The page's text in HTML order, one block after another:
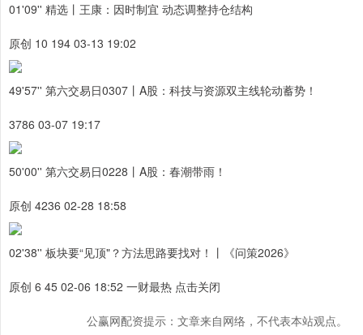
01'09'' 精选丨王康：因时制宜 动态调整持仓结构
原创 10 194 03-13 19:02
49'57'' 第六交易日0307丨A股：科技与资源双主线轮动蓄势！
3786 03-07 19:17
50'00'' 第六交易日0228丨A股：春潮带雨！
原创 4236 02-28 18:58
02'38'' 板块要“见顶"？方法思路要找对！丨《问策2026》
原创 6 45 02-06 18:52 一财最热 点击关闭
公赢网配资提示：文章来自网络，不代表本站观点。